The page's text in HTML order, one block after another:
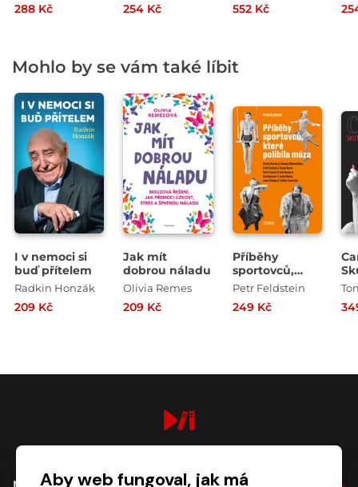
288 Kč 254 Kč 552 Kč
Mohlo by se vám také líbit
I v nemoci si
buď přítelem
Radkin Honzák
209 Kč
Jak mít
dobrou náladu
Olivia Remes
209 Kč
Příběhy
sportovců,
které políbila
Petr Feldstein
249 Kč
Aby web fungoval, jak má